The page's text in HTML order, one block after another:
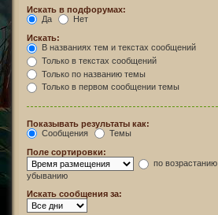
Искать в подфорумах:
Да
Нет
Искать:
В названиях тем и текстах сообщений
Только в текстах сообщений
Только по названию темы
Только в первом сообщении темы
Показывать результаты как:
Сообщения
Темы
Поле сортировки:
по возрастанию
убыванию
Искать сообщения за: